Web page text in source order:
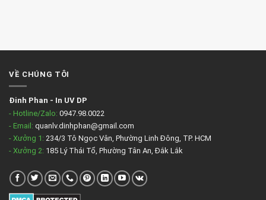
VỀ CHÚNG TÔI
Đinh Phan - In UV DP
- Hotline/Zalo: 0947.98.0022
- Email: quanlv.dinhphan@gmail.com
- Xưởng 1: 234/3 Tô Ngọc Vân, Phường Linh Đông, TP. HCM
- Xưởng 2: 185 Lý Thái Tổ, Phường Tân An, Đắk Lắk